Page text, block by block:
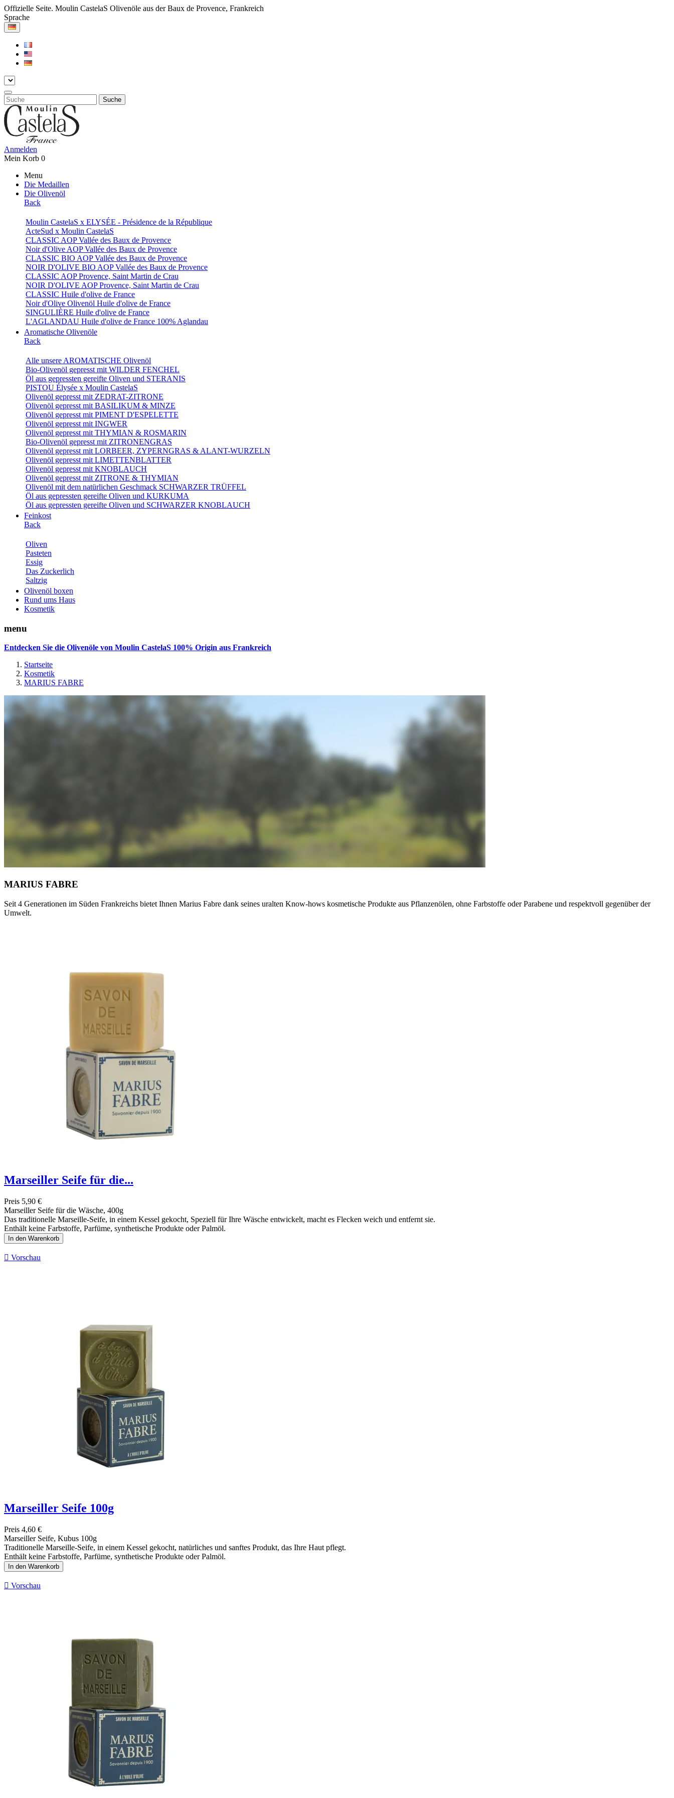
Offizielle Seite. Moulin CastelaS Olivenöle aus der Baux de Provence, Frankreich
Sprache
Suche
Anmelden
Mein Korb 0
Menu
Die Medaillen
Die Olivenöl
Back
Moulin CastelaS x ELYSÉE - Présidence de la République
ActeSud x Moulin CastelaS
CLASSIC AOP Vallée des Baux de Provence
Noir d'Olive AOP Vallée des Baux de Provence
CLASSIC BIO AOP Vallée des Baux de Provence
NOIR D'OLIVE BIO AOP Vallée des Baux de Provence
CLASSIC AOP Provence, Saint Martin de Crau
NOIR D'OLIVE AOP Provence, Saint Martin de Crau
CLASSIC Huile d'olive de France
Noir d'Olive Olivenöl Huile d'olive de France
SINGULIÈRE Huile d'olive de France
L'AGLANDAU Huile d'olive de France 100% Aglandau
Aromatische Olivenöle
Back
Alle unsere AROMATISCHE Olivenöl
Bio-Olivenöl gepresst mit WILDER FENCHEL
Öl aus gepressten gereifte Oliven und STERANIS
PISTOU Élysée x Moulin CastelaS
Olivenöl gepresst mit ZEDRAT-ZITRONE
Olivenöl gepresst mit BASILIKUM & MINZE
Olivenöl gepresst mit PIMENT D'ESPELETTE
Olivenöl gepresst mit INGWER
Olivenöl gepresst mit THYMIAN & ROSMARIN
Bio-Olivenöl gepresst mit ZITRONENGRAS
Olivenöl gepresst mit LORBEER, ZYPERNGRAS & ALANT-WURZELN
Olivenöl gepresst mit LIMETTENBLATTER
Olivenöl gepresst mit KNOBLAUCH
Olivenöl gepresst mit ZITRONE & THYMIAN
Olivenöl mit dem natürlichen Geschmack SCHWARZER TRÜFFEL
Öl aus gepressten gereifte Oliven und KURKUMA
Öl aus gepressten gereifte Oliven und SCHWARZER KNOBLAUCH
Feinkost
Back
Oliven
Pasteten
Essig
Das Zuckerlich
Saltzig
Olivenöl boxen
Rund ums Haus
Kosmetik
menu
Entdecken Sie die Olivenöle von Moulin CastelaS 100% Origin aus Frankreich
Startseite
Kosmetik
MARIUS FABRE
MARIUS FABRE
Seit 4 Generationen im Süden Frankreichs bietet Ihnen Marius Fabre dank seines uralten Know-hows kosmetische Produkte aus Pflanzenölen, ohne Farbstoffe oder Parabene und respektvoll gegenüber der
Umwelt.
Marseiller Seife für die...
Preis 5,90 €
Marseiller Seife für die Wäsche, 400g
Das traditionelle Marseille-Seife, in einem Kessel gekocht, Speziell für Ihre Wäsche entwickelt, macht es Flecken weich und entfernt sie.
Enthält keine Farbstoffe, Parfüme, synthetische Produkte oder Palmöl.
In den Warenkorb
 Vorschau
Marseiller Seife 100g
Preis 4,60 €
Marseiller Seife, Kubus 100g
Traditionelle Marseille-Seife, in einem Kessel gekocht, natürliches und sanftes Produkt, das Ihre Haut pflegt.
Enthält keine Farbstoffe, Parfüme, synthetische Produkte oder Palmöl.
In den Warenkorb
 Vorschau